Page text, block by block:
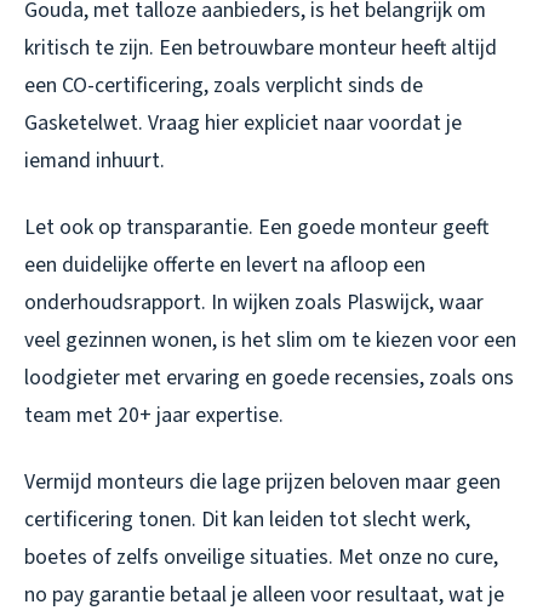
Gouda, met talloze aanbieders, is het belangrijk om
kritisch te zijn. Een betrouwbare monteur heeft altijd
een CO-certificering, zoals verplicht sinds de
Gasketelwet. Vraag hier expliciet naar voordat je
iemand inhuurt.
Let ook op transparantie. Een goede monteur geeft
een duidelijke offerte en levert na afloop een
onderhoudsrapport. In wijken zoals Plaswijck, waar
veel gezinnen wonen, is het slim om te kiezen voor een
loodgieter met ervaring en goede recensies, zoals ons
team met 20+ jaar expertise.
Vermijd monteurs die lage prijzen beloven maar geen
certificering tonen. Dit kan leiden tot slecht werk,
boetes of zelfs onveilige situaties. Met onze no cure,
no pay garantie betaal je alleen voor resultaat, wat je